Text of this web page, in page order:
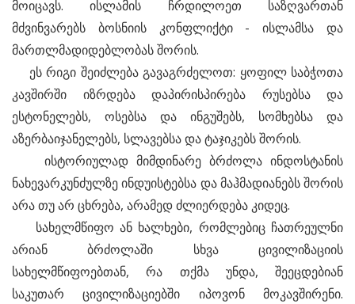
მოიცავს. ისლამის ჩრდილოეთ საზღვართან
მძვინვარებს ბოსნიის კონფლიქტი - ისლამსა და
მართლმადიდებლობას შორის.
ეს რიგი შეიძლება გავაგრძელოთ: ყოფილ საბჭოთა
კავშირში იზრდება დაპირისპირება რუსებსა და
ესტონელებს, ოსებსა და ინგუშებს, სომხებსა და
აზერბაიჯანელებს, სლავებსა და ტაჯიკებს შორის.
ისტორიულად მიმდინარე ბრძოლა ინდოსტანის
ნახევარკუნძულზე ინდუისტებსა და მაჰმადიანებს შორის
არა თუ არ ცხრება, არამედ ძლიერდება კიდეც.
სახელმწიფო ან ხალხები, რომლებიც ჩათრეულნი
არიან ბრძოლაში სხვა ცივილიზაციის
სახელმწიფოებთან, რა თქმა უნდა, შეეცდებიან
საკუთარ ცივილიზაციებში იპოვონ მოკავშირენი.